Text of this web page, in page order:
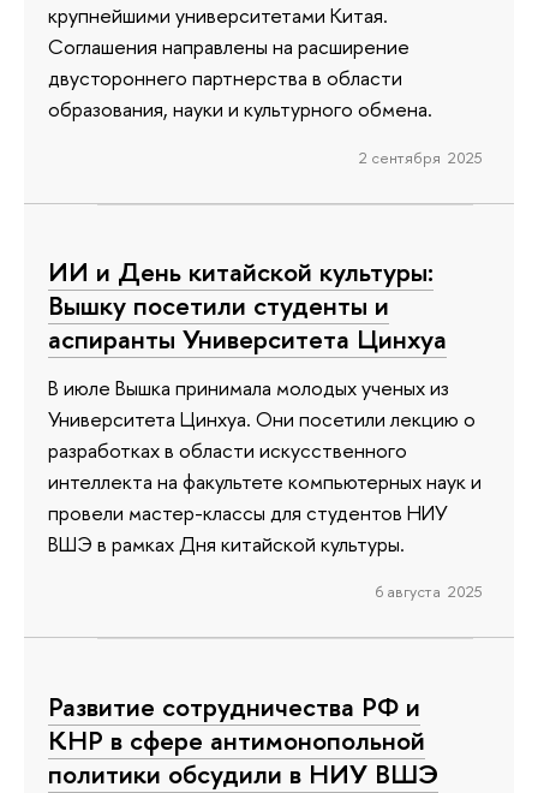
крупнейшими университетами Китая.
Соглашения направлены на расширение
двустороннего партнерства в области
образования, науки и культурного обмена.
2 сентября 2025
ИИ и День китайской культуры:
Вышку посетили студенты и
аспиранты Университета Цинхуа
В июле Вышка принимала молодых ученых из
Университета Цинхуа. Они посетили лекцию о
разработках в области искусственного
интеллекта на факультете компьютерных наук и
провели мастер-классы для студентов НИУ
ВШЭ в рамках Дня китайской культуры.
6 августа 2025
Развитие сотрудничества РФ и
КНР в сфере антимонопольной
политики обсудили в НИУ ВШЭ